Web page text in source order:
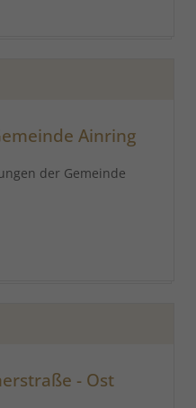
Ainring
der Gemeinde
- Ost